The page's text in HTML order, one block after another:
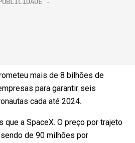
mais de 8 bilhões de
para garantir seis
cada até 2024.
que a SpaceX. O preço por trajeto
de 90 milhões por